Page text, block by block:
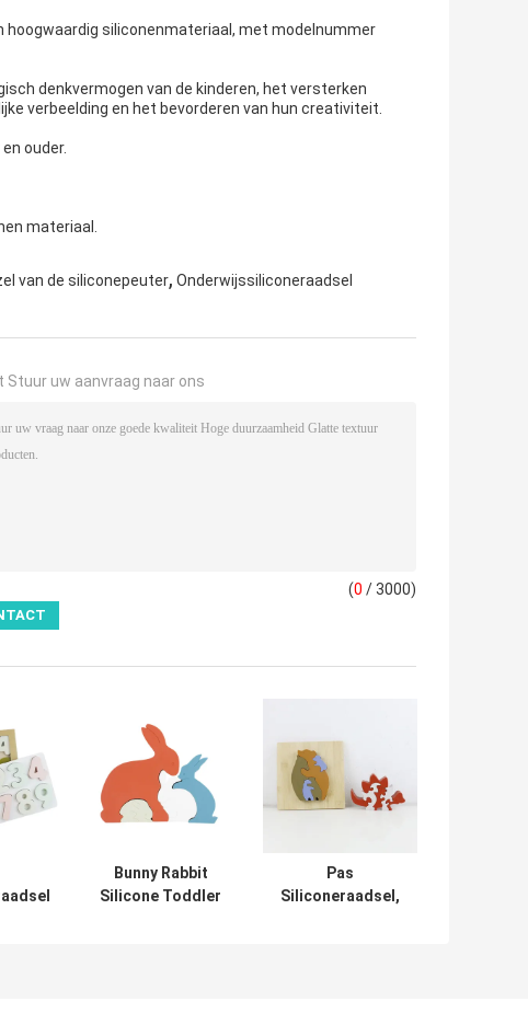
hoogwaardig siliconenmateriaal, met modelnummer
denkvermogen van de kinderen, het versterken
verbeelding en het bevorderen van hun creativiteit.
ouder.
materiaal.
van de siliconepeuter, Onderwijssiliconeraadsel
Stuur uw aanvraag naar ons
(0 / 3000)
Bunny Rabbit
Silicone Toddler
Pas
Siliconeraadsel,